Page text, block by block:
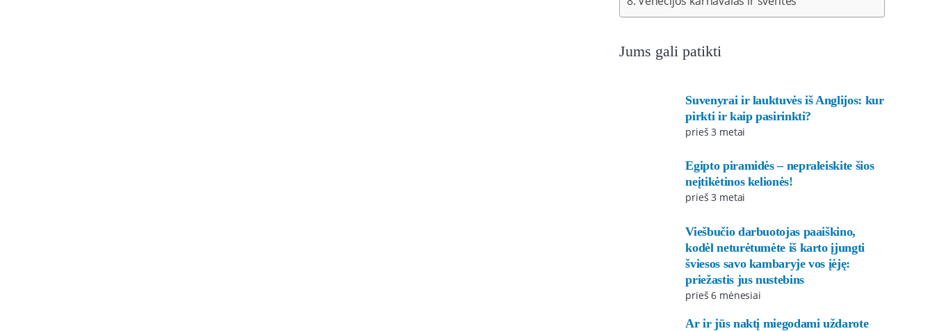
Jums gali patikti
Suvenyrai ir lauktuvės iš Anglijos: kur
pirkti ir kaip pasirinkti?
prieš 3 metai
Egipto piramidės – nepraleiskite šios
neįtikėtinos kelionės!
prieš 3 metai
Viešbučio darbuotojas paaiškino,
kodėl neturėtumėte iš karto įjungti
šviesos savo kambaryje vos įėję:
priežastis jus nustebins
prieš 6 mėnesiai
Ar ir jūs naktį miegodami uždarote